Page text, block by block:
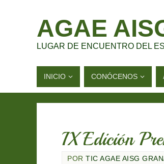
AGAE
LUGAR DE ENCUENTRO DEL
INICIO CONÓCENOS
IX Edición
POR TIC AGAE AISG